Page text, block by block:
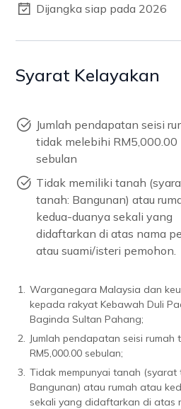
Dijangka siap pada 2026
Syarat Kelayakan
Jumlah pendapatan seisi
tidak melebihi RM5,000.00
sebulan
Tidak memiliki tanah
tanah: Bangunan) atau
kedua-duanya sekali yang
didaftarkan di atas nama
atau suami/isteri pemohon.
1. Warganegara Malaysia dan
kepada rakyat Kebawah Duli
Baginda Sultan Pahang;
2. Jumlah pendapatan seisi rumah
RM5,000.00 sebulan;
3. Tidak mempunyai tanah (syarat
Bangunan) atau rumah atau
sekali yang didaftarkan di atas